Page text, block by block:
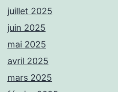
juillet 2025
juin 2025
mai 2025
avril 2025
mars 2025